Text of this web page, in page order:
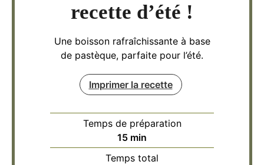
recette d’été !
Une boisson rafraîchissante à base
de pastèque, parfaite pour l’été.
Imprimer la recette
Temps de préparation
15minutes
min
Temps total